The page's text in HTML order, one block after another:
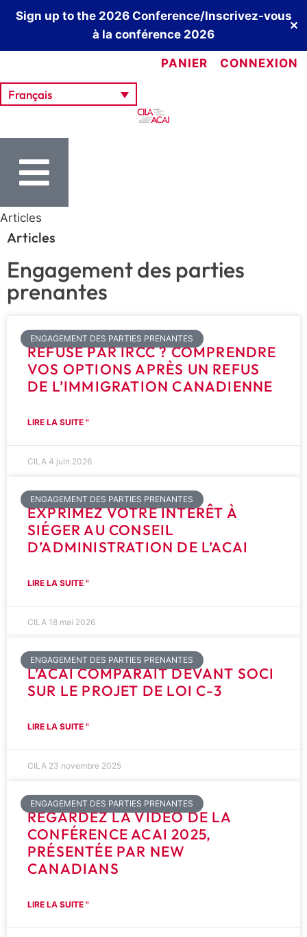
Sign up to the 2026 Conference/Inscrivez-vous
à la conférence 2026
✕
PANIER CONNEXION
Français
Articles
Articles
Engagement des parties
prenantes
ENGAGEMENT DES PARTIES PRENANTES
REFUSÉ PAR IRCC ? COMPRENDRE
VOS OPTIONS APRÈS UN REFUS
DE L’IMMIGRATION CANADIENNE
LIRE LA SUITE "
CILA 4 juin 2026
ENGAGEMENT DES PARTIES PRENANTES
EXPRIMEZ VOTRE INTÉRÊT À
SIÉGER AU CONSEIL
D’ADMINISTRATION DE L’ACAI
LIRE LA SUITE "
CILA 18 mai 2026
ENGAGEMENT DES PARTIES PRENANTES
L’ACAI COMPARAÎT DEVANT SOCI
SUR LE PROJET DE LOI C-3
LIRE LA SUITE "
CILA 23 novembre 2025
ENGAGEMENT DES PARTIES PRENANTES
REGARDEZ LA VIDÉO DE LA
CONFÉRENCE ACAI 2025,
PRÉSENTÉE PAR NEW
CANADIANS
LIRE LA SUITE "